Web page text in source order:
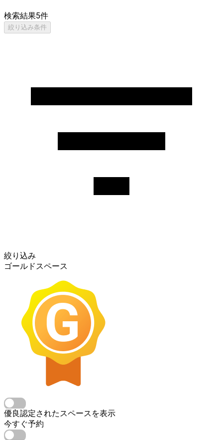
検索結果5件
絞り込み条件
絞り込み
ゴールドスペース
優良認定されたスペースを表示
今すぐ予約